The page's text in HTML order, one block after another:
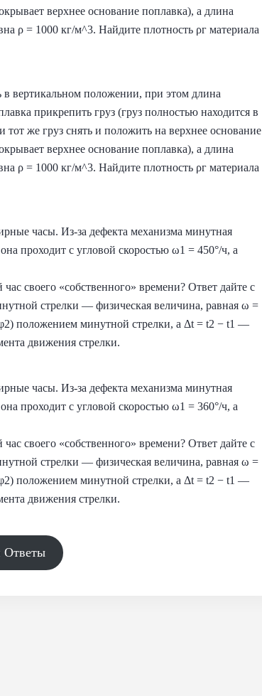
верхнее основание поплавка), а длина
ρ = 1000 кг/м^3. Найдите плотность ρг материала
в вертикальном положении, при этом длина
прикрепить груз (груз полностью находится в
же груз снять и положить на верхнее основание
верхнее основание поплавка), а длина
ρ = 1000 кг/м^3. Найдите плотность ρг материала
часы. Из-за дефекта механизма минутная
проходит с угловой скоростью ω1 = 450°/ч, а
своего «собственного» времени? Ответ дайте с
стрелки — физическая величина, равная ω =
положением минутной стрелки, а Δt = t2 − t1 —
движения стрелки.
часы. Из-за дефекта механизма минутная
проходит с угловой скоростью ω1 = 360°/ч, а
своего «собственного» времени? Ответ дайте с
стрелки — физическая величина, равная ω =
положением минутной стрелки, а Δt = t2 − t1 —
движения стрелки.
Ответы